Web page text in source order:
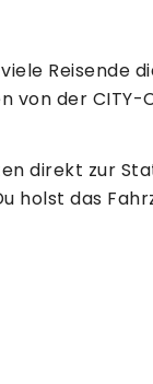
Reisende
von der
direkt zur
holst das